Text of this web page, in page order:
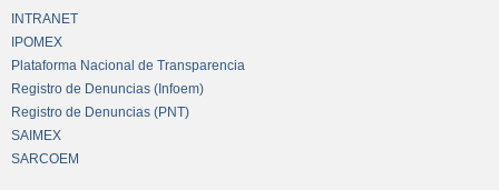
INTRANET
IPOMEX
Plataforma Nacional de Transparencia
Registro de Denuncias (Infoem)
Registro de Denuncias (PNT)
SAIMEX
SARCOEM